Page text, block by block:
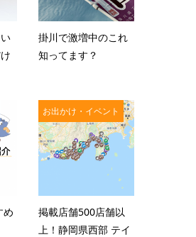
掛川で激増中のこれ
知ってます？
め
お出かけ・イベント
掲載店舗500店舗以
上！静岡県西部 テイ